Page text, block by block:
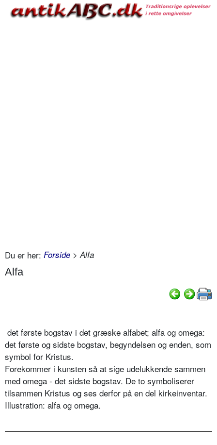
Du er her: Forside > Alfa
Alfa
det første bogstav i det græske alfabet; alfa og omega:
det første og sidste bogstav, begyndelsen og enden, som
symbol for Kristus.
Forekommer i kunsten så at sige udelukkende sammen
med omega - det sidste bogstav. De to symboliserer
tilsammen Kristus og ses derfor på en del kirkeinventar.
Illustration: alfa og omega.